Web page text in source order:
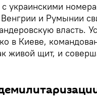
украинскими
и Румынии
власть.
в Киеве,
живой щит, и